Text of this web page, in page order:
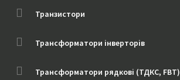
Транзистори
Трансформатори інверторів
Трансформатори рядкові (ТДКС, FBT)